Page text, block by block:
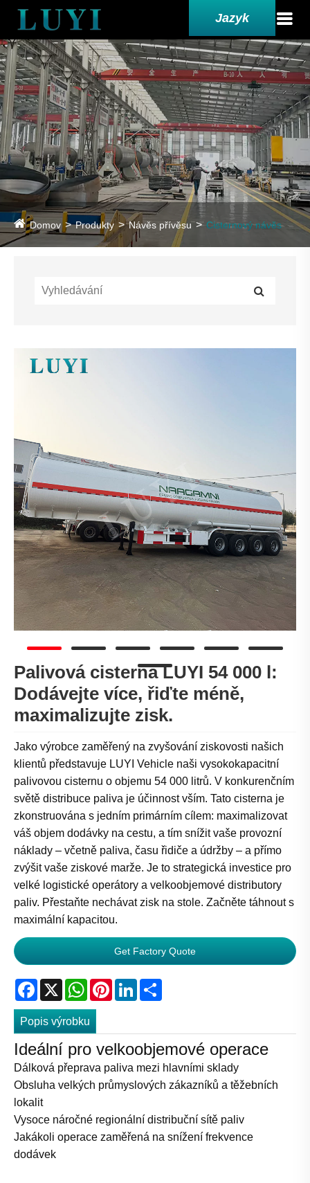
Jazyk
Domov Produkty Návěs přívěsu Cisternový návěs
Palivová cisterna LUYI 54 000 l:
Dodávejte více, řiďte méně,
maximalizujte zisk.
Jako výrobce zaměřený na zvyšování ziskovosti našich
klientů představuje LUYI Vehicle naši vysokokapacitní
palivovou cisternu o objemu 54 000 litrů. V konkurenčním
světě distribuce paliva je účinnost vším. Tato cisterna je
zkonstruována s jedním primárním cílem: maximalizovat
váš objem dodávky na cestu, a tím snížit vaše provozní
náklady – včetně paliva, času řidiče a údržby – a přímo
zvýšit vaše ziskové marže. Je to strategická investice pro
velké logistické operátory a velkoobjemové distributory
paliv. Přestaňte nechávat zisk na stole. Začněte táhnout s
maximální kapacitou.
Get Factory Quote
Facebook
X WhatsApp
PinterestLinkedIn
Popis výrobku
Ideální pro velkoobjemové operace
Dálková přeprava paliva mezi hlavními sklady
Obsluha velkých průmyslových zákazníků a těžebních
lokalit
Vysoce náročné regionální distribuční sítě paliv
Jakákoli operace zaměřená na snížení frekvence
dodávek